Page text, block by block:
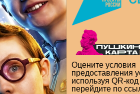
Оцените условия
предоставления
используя QR-
перейдите по